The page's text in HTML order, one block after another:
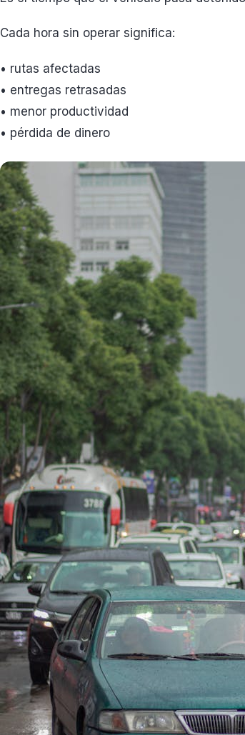
Cada hora sin operar significa:
• rutas afectadas
• entregas retrasadas
• menor productividad
• pérdida de dinero